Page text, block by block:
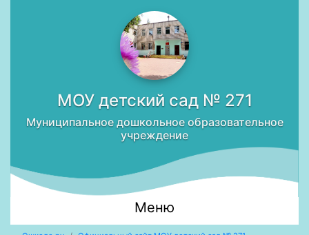
МОУ детский сад № 271
Муниципальное дошкольное образовательное
учреждение
Меню